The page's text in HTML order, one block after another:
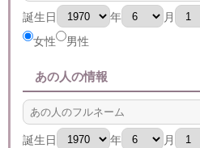
誕生日 年 月
女性
男性
あの人の情報
誕生日 年 月